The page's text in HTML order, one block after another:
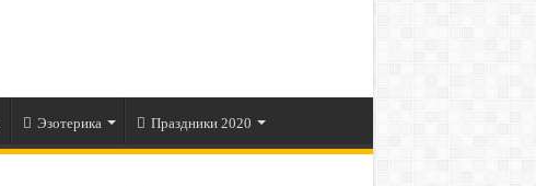
Эзотерика Праздники 2020